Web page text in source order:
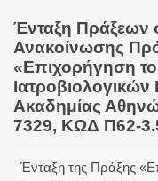
Ένταξη Πράξεων
Ανακοίνωσης
«Επιχορήγηση
Ακαδημίας
7329, ΚΩΔ Π62-
Ένταξη της Πράξης